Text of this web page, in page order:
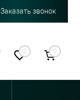
Заказать звонок
0 0